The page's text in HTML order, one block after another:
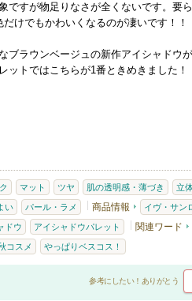
ですが物足りなさが全くないです。要
けでもかわいくなるのが凄いです！！
ブラウンベージュの新作アイシャドウ
ットではこちらが1番ときめきました！
マット ツヤ 肌の透明感・薄づき 立
い パール・ラメ 商品情報 イヴ・サン
ドウ アイシャドウパレット 関連ワード
コスメ やっぱりベスコス！
参考にしたい！ありがとう